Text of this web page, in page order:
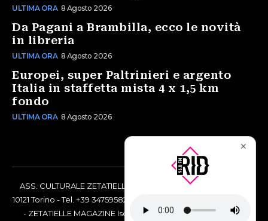
ULTIMA ORA 8 Agosto 2026
Da Pagani a Brambilla, ecco le novità
in libreria
ULTIMA ORA 8 Agosto 2026
Europei, super Paltrinieri e argento
Italia in staffetta mista 4 x 1,5 km
fondo
ULTIMA ORA 8 Agosto 2026
ASS. CULTURALE ZETATIELLE OFF via Vittorio Amedeo II, 21 -
10121 Torino - Tel. +39 3475958238 - Codice Fiscale 97883690014
- ZETATIELLE MAGAZINE Iscrizione al Tribunale di Torino n°
✕